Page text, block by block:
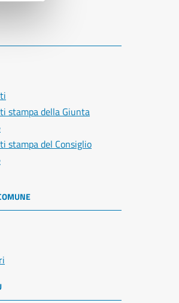
stampa della Giunta
stampa del Consiglio